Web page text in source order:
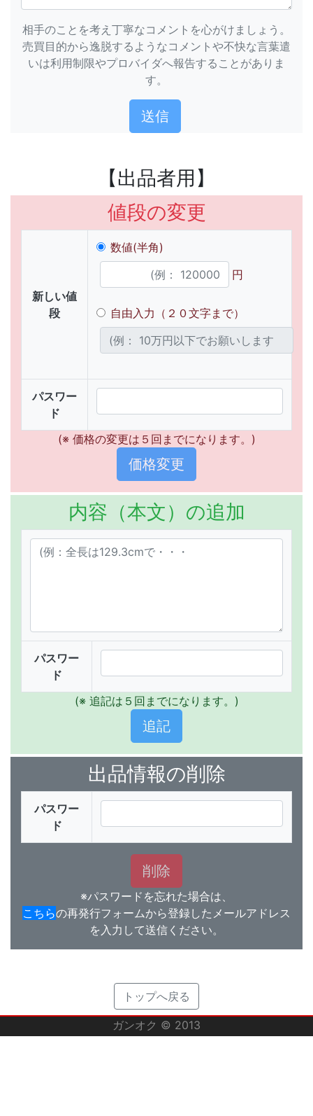
相手のことを考え丁寧なコメントを心がけましょう。
売買目的から逸脱するようなコメントや不快な言葉遣
いは利用制限やプロバイダへ報告することがありま
す。
【出品者用】
値段の変更
新しい値
段
数値(半角)
円
自由入力（２０文字まで）
パスワー
ド
(※ 価格の変更は５回までになります。)
内容（本文）の追加
パスワー
ド
(※ 追記は５回までになります。)
出品情報の削除
パスワー
ド
※パスワードを忘れた場合は、
こちらの再発行フォームから登録したメールアドレス
を入力して送信ください。
トップへ戻る
ガンオク © 2013